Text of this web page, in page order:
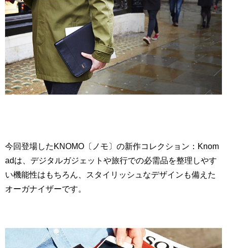
今回登場したKNOMO〔ノモ〕の新作コレクション：Knom
adは、デジタルガジェットや旅行での必需品を整理しやす
い機能性はもちろん、スタイリッシュなデザインも備えた
オーガナイザーです。